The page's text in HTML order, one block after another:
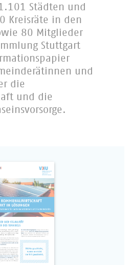
Städten und
Kreisräte in den
80 Mitglieder
Stuttgart
und
die
und die